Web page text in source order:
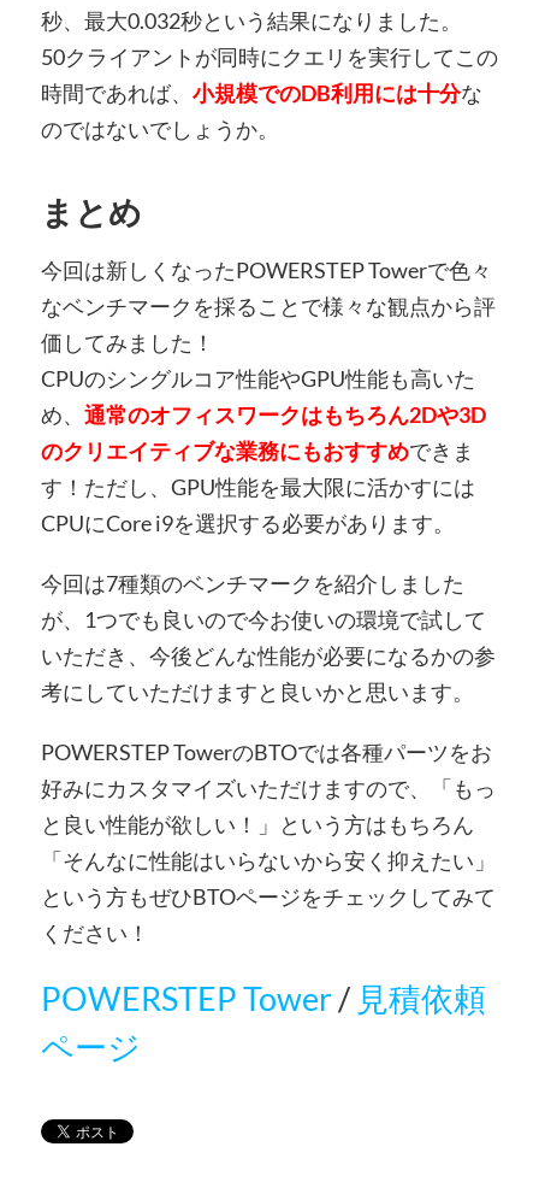
秒、最大0.032秒という結果になりました。
50クライアントが同時にクエリを実行してこの
時間であれば、 小規模でのDB利用には十分な
のではないでしょうか。
まとめ
今回は新しくなったPOWERSTEP Towerで色々
なベンチマークを採ることで様々な観点から評
価してみました！
CPUのシングルコア性能やGPU性能も高いた
め、 通常のオフィスワークはもちろん2Dや3D
のクリエイティブな業務にもおすすめできま
す！ただし、GPU性能を最大限に活かすには
CPUにCore i9を選択する必要があります。
今回は7種類のベンチマークを紹介しました
が、1つでも良いので今お使いの環境で試して
いただき、今後どんな性能が必要になるかの参
考にしていただけますと良いかと思います。
POWERSTEP TowerのBTOでは各種パーツをお
好みにカスタマイズいただけますので、「もっ
と良い性能が欲しい！」という方はもちろん
「そんなに性能はいらないから安く抑えたい」
という方もぜひBTOページをチェックしてみて
ください！
POWERSTEP Tower/ 見積依頼
ページ